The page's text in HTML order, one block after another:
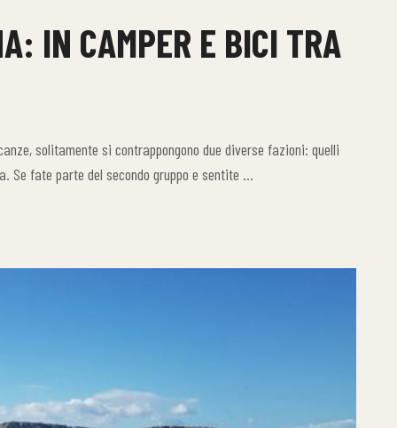
IN CAMPER E BICI TRA
solitamente si contrappongono due diverse fazioni: quelli
Se fate parte del secondo gruppo e sentite …